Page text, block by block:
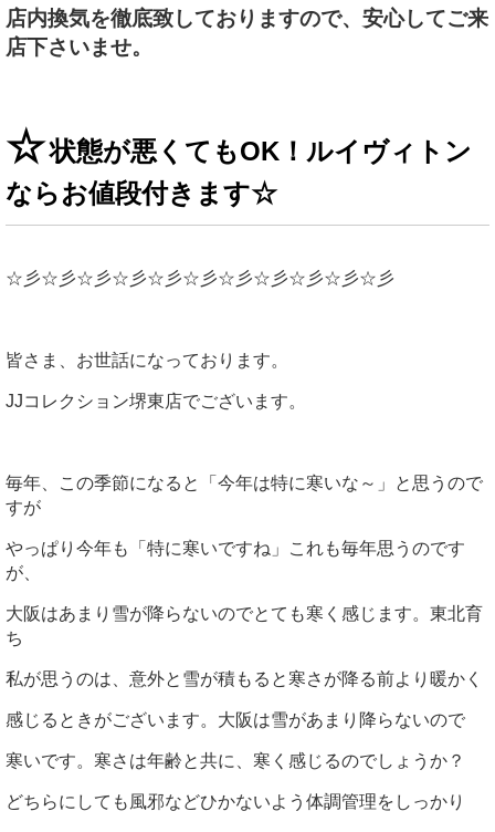
店内換気を徹底致しておりますので、安心してご来
店下さいませ。
☆状態が悪くてもOK！ルイヴィトン
ならお値段付きます☆
☆彡☆彡☆彡☆彡☆彡☆彡☆彡☆彡☆彡☆彡☆彡
皆さま、お世話になっております。
JJコレクション堺東店でございます。
毎年、この季節になると「今年は特に寒いな～」と思うので
すが
やっぱり今年も「特に寒いですね」これも毎年思うのです
が、
大阪はあまり雪が降らないのでとても寒く感じます。東北育
ち
私が思うのは、意外と雪が積もると寒さが降る前より暖かく
感じるときがございます。大阪は雪があまり降らないので
寒いです。寒さは年齢と共に、寒く感じるのでしょうか？
どちらにしても風邪などひかないよう体調管理をしっかり